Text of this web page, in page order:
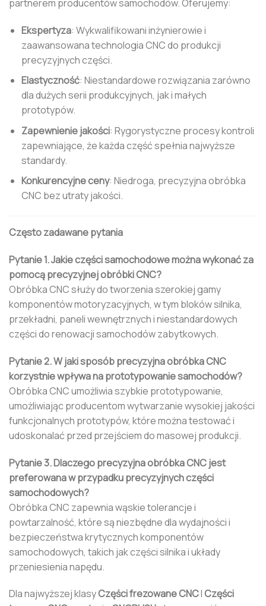
partnerem producentów samochodów. Oferujemy:
Ekspertyza: Wykwalifikowani inżynierowie i
zaawansowana technologia CNC do produkcji
precyzyjnych części.
Elastyczność: Niestandardowe rozwiązania zarówno
dla dużych serii produkcyjnych, jak i małych
prototypów.
Zapewnienie jakości: Rygorystyczne procesy kontroli
zapewniające, że każda część spełnia najwyższe
standardy.
Konkurencyjne ceny: Niedroga, precyzyjna obróbka
CNC bez utraty jakości.
Często zadawane pytania
Pytanie 1. Jakie części samochodowe można wykonać za
pomocą precyzyjnej obróbki CNC?
Obróbka CNC służy do tworzenia szerokiej gamy
komponentów motoryzacyjnych, w tym bloków silnika,
przekładni, paneli wewnętrznych i niestandardowych
części do renowacji samochodów zabytkowych.
Pytanie 2. W jaki sposób precyzyjna obróbka CNC
korzystnie wpływa na prototypowanie samochodów?
Obróbka CNC umożliwia szybkie prototypowanie,
umożliwiając producentom wytwarzanie wysokiej jakości
funkcjonalnych prototypów, które można testować i
udoskonalać przed przejściem do masowej produkcji.
Pytanie 3. Dlaczego precyzyjna obróbka CNC jest
preferowana w przypadku precyzyjnych części
samochodowych?
Obróbka CNC zapewnia wąskie tolerancje i
powtarzalność, które są niezbędne dla wydajności i
bezpieczeństwa krytycznych komponentów
samochodowych, takich jak części silnika i układy
przeniesienia napędu.
Dla najwyższej klasyCzęści frezowane CNCICzęści